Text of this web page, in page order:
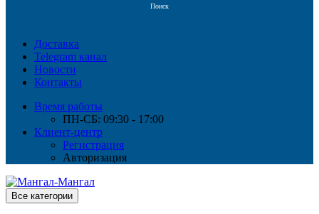
Поиск
Доставка
Telegram канал
Новости
Контакты
Время работы
ПН-СБ: 09:30 - 17:00
Клиент-центр
Регистрация
Авторизация
Все категории